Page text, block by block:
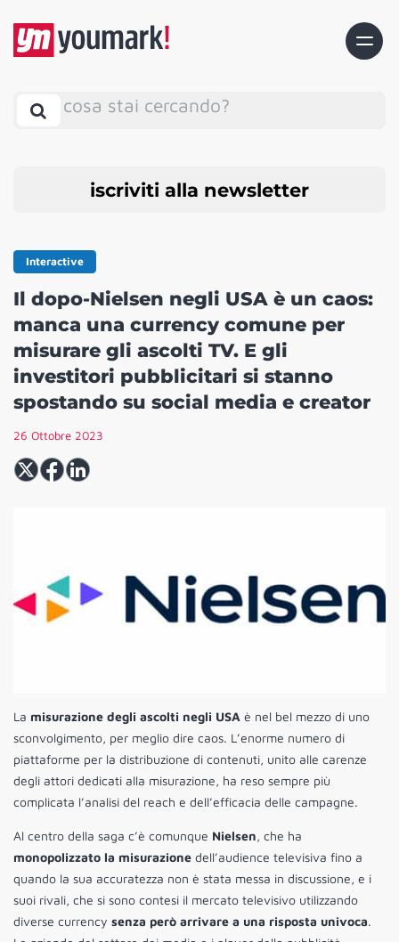
cosa stai cercando?
iscriviti alla newsletter
Interactive
Il dopo-Nielsen negli USA è un caos:
manca una currency comune per
misurare gli ascolti TV. E gli
investitori pubblicitari si stanno
spostando su social media e creator
26 Ottobre 2023
La misurazione degli ascolti negli USA è nel bel mezzo di uno
sconvolgimento, per meglio dire caos. L’enorme numero di
piattaforme per la distribuzione di contenuti, unito alle carenze
degli attori dedicati alla misurazione, ha reso sempre più
complicata l’analisi del reach e dell’efficacia delle campagne.
Al centro della saga c’è comunque Nielsen, che ha
monopolizzato la misurazione dell’audience televisiva fino a
quando la sua accuratezza non è stata messa in discussione, e i
suoi rivali, che si sono contesi il mercato televisivo utilizzando
diverse currency senza però arrivare a una risposta univoca.